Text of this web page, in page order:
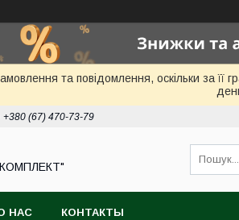
та повідомлення, оскільки за
+380 (67) 470-73-79
НАС КОНТАКТЫ